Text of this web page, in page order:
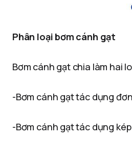
Phân loại bơm cánh gạt
Bơm cánh gạt chia làm hai
-Bơm cánh gạt tác dụng đơn
-Bơm cánh gạt tác dụng kép